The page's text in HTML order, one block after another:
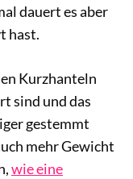
dauert es aber
hast.
Kurzhanteln
sind und das
gestemmt
mehr Gewicht
wie eine